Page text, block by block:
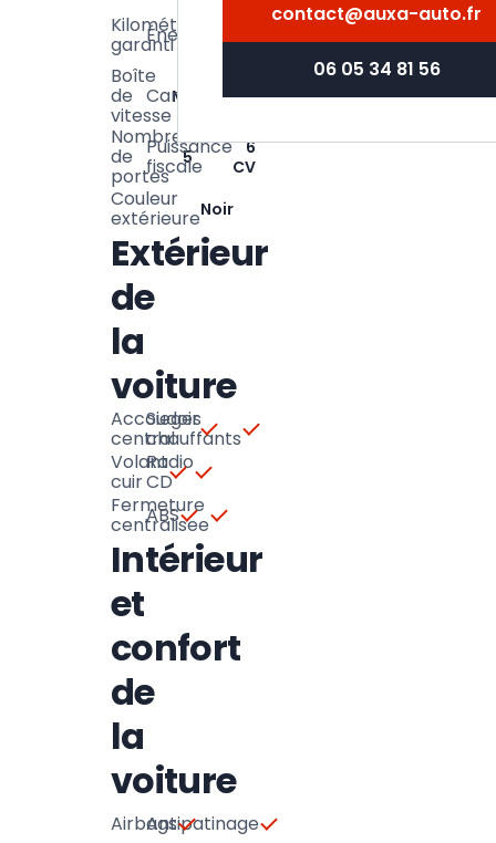
Kilométrage
garantiÉnergie
Boîte
de
vitesse
Manuelle
CarrosserieCabriolet
Nombre
de
portes
5
Puissance
fiscale
6
CV
Couleur
extérieureNoir
Extérieur
de
la
voiture
Accoudoir
central
Sieges
chauffants
Volant
cuir
Radio
CD
Fermeture
centralisee
ABS
Intérieur
et
confort
de
la
voiture
AirbagsAntipatinage
contact@auxa-auto.fr
06 05 34 81 56